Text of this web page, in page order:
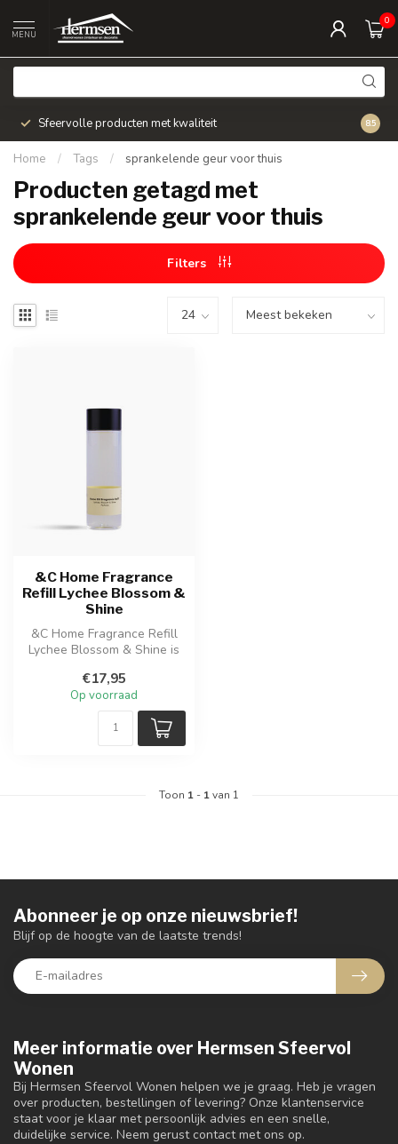
MENU
0
Sfeervolle producten met kwaliteit Snel
8.5
Home / Tags / sprankelende geur voor thuis
Producten getagd met
sprankelende geur voor thuis
Filters
&C Home Fragrance
Refill Lychee Blossom &
Shine
&C Home Fragrance Refill
Lychee Blossom & Shine is
geurstokje...
€17,95
Op voorraad
Toon 1 - 1van 1
Meer informatie over Hermsen Sfeervol
Wonen
Bij Hermsen Sfeervol Wonen helpen we je graag. Heb je vragen
over producten, bestellingen of levering? Onze klantenservice
staat voor je klaar met persoonlijk advies en een snelle,
duidelijke service. Neem gerust contact met ons op.
Abonneer je op onze nieuwsbrief!
Blijf op de hoogte van de laatste trends!